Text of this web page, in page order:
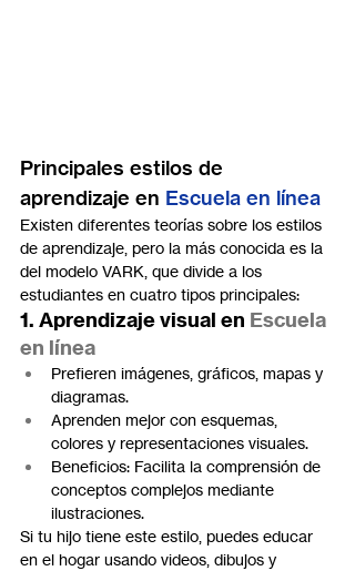
Principales estilos de
aprendizaje en Escuela en línea
Existen diferentes teorías sobre los estilos
de aprendizaje, pero la más conocida es la
del modelo VARK, que divide a los
estudiantes en cuatro tipos principales:
1. Aprendizaje visual en Escuela
en línea
Prefieren imágenes, gráficos, mapas y
diagramas.
Aprenden mejor con esquemas,
colores y representaciones visuales.
Beneficios: Facilita la comprensión de
conceptos complejos mediante
ilustraciones.
Si tu hijo tiene este estilo, puedes educar
en el hogar usando videos, dibujos y